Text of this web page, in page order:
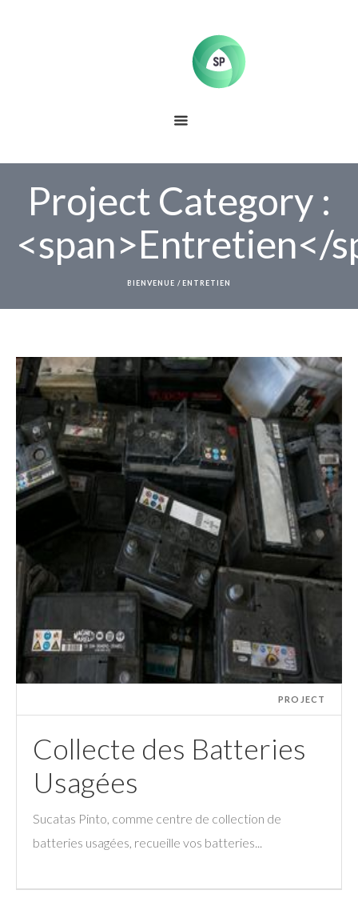
Project Category :
<span>Entretien</
BIENVENUE / ENTRETIEN
PROJECT
Collecte des Batteries
Usagées
Sucatas Pinto, comme centre de collection de
batteries usagées, recueille vos batteries...